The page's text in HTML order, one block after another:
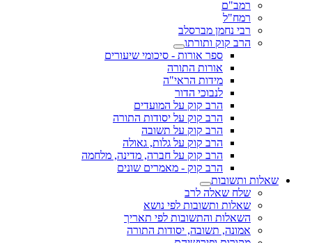
רמב"ם
רמח"ל
רבי נחמן מברסלב
הרב קוק ותורתו
ספר אורות - סיכומי שיעורים
אורות התורה
מידות הראי"ה
לנבוכי הדור
הרב קוק על המועדים
הרב קוק על יסודות התורה
הרב קוק על תשובה
הרב קוק על גלות, גאולה
הרב קוק על חברה, מדינה, מלחמה
הרב קוק - מאמרים שונים
שאלות ותשובות
שלח שאלה לרב
שאלות ותשובות לפי נושא
השאלות והתשובות לפי תאריך
אמונה, תשובה, יסודות התורה